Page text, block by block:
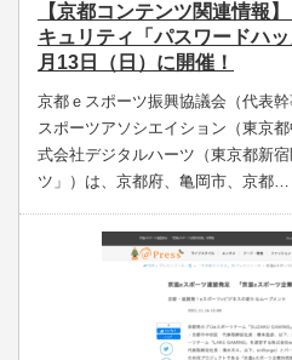
【京都コンテンツ関連情報
キュリティ「パスワードハ
月13日（日）に開催！
京都ｅスポーツ振興協議会（代表
スポーツアソシエイション（東京
式会社デジタルハーツ（東京都新
ツ」）は、京都府、亀岡市、京都…